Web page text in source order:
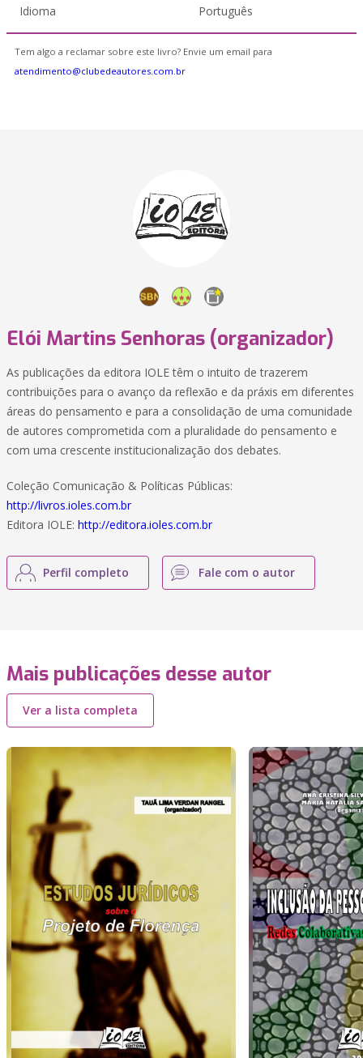
Idioma Português
Tem algo a reclamar sobre este livro? Envie um email para
atendimento@clubedeautores.com.br
Elói Martins Senhoras (organizador)
As publicações da editora IOLE têm o intuito de trazerem
contribuições para o avanço da reflexão e da práxis em diferentes
áreas do pensamento e para a consolidação de uma comunidade
de autores comprometida com a pluralidade do pensamento e
com uma crescente institucionalização dos debates.
Coleção Comunicação & Políticas Públicas:
http://livros.ioles.com.br
Editora IOLE: http://editora.ioles.com.br
Perfil completo Fale com o autor
Mais publicações desse autor
Ver a lista completa